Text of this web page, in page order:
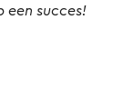
een succes!